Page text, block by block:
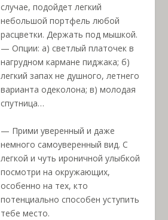
случае, подойдет легкий
небольшой портфель любой
расцветки. Держать под мышкой.
— Опции: а) светлый платочек в
нагрудном кармане пиджака; б)
легкий запах не душного, летнего
варианта одеколона; в) молодая
спутница…
— Прими уверенный и даже
немного самоуверенный вид. С
легкой и чуть ироничной улыбкой
посмотри на окружающих,
особенно на тех, кто
потенциально способен уступить
тебе место.